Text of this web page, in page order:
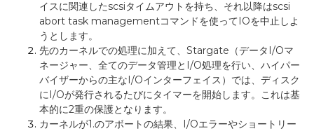
イスに関連したscsiタイムアウトを持ち、それ以降はscsi
abort task managementコマンドを使ってIOを中止しよ
うとします。
先のカーネルでの処理に加えて、 Stargate （データ I/Oマ
ネージャー、全てのデータ管理と I/O処理を行い、ハイパー
バイザーからの主なI/Oインターフェイス）では、ディスク
にI/Oが発行されるたびにタイマーを開始します。これは基
本的に2重の保護となります。
カーネルが1.のアボートの結果、 I/Oエラーやショートリー